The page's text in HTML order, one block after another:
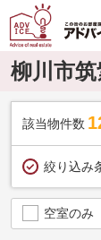
柳川市
該当物件数
絞り込み
空室のみ